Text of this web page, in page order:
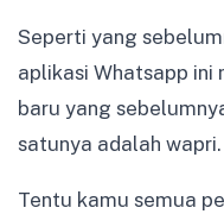
Seperti yang
aplikasi Whatsapp ini
baru yang
satunya adalah wapri.
Tentu kamu semua